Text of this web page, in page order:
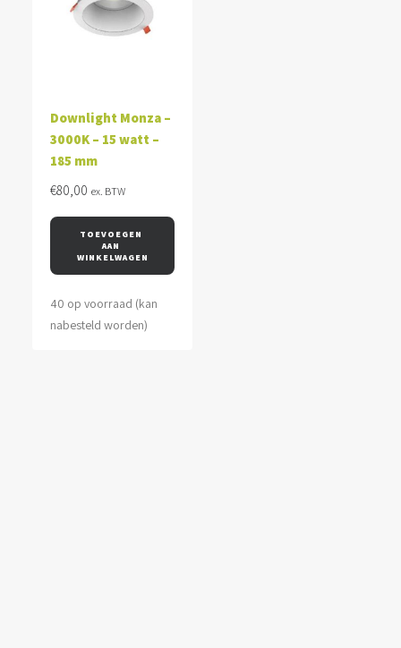
Downlight Monza –
3000K – 15 watt –
185 mm
€80,00 ex. BTW
TOEVOEGEN
AAN
WINKELWAGEN
40 op voorraad (kan
nabesteld worden)